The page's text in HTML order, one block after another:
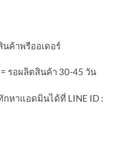
ค้าพรีออเดอร์
รอผลิตสินค้า 30-45 วัน
กหาแอดมินได้ที่ LINE ID :